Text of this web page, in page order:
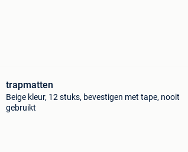
trapmatten
Beige kleur, 12 stuks, bevestigen met tape, nooit
gebruikt